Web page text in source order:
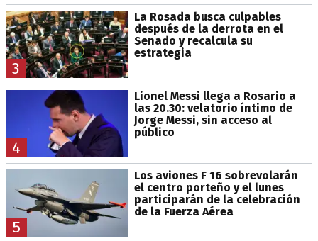
3
La Rosada busca culpables
después de la derrota en el
Senado y recalcula su
estrategia
4
Lionel Messi llega a Rosario a
las 20.30: velatorio íntimo de
Jorge Messi, sin acceso al
público
5
Los aviones F 16 sobrevolarán
el centro porteño y el lunes
participarán de la celebración
de la Fuerza Aérea